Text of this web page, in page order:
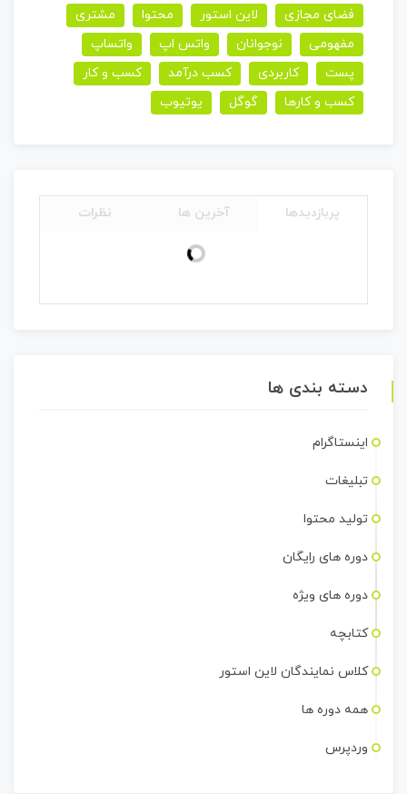
فضای مجازی لاین استور محتوا
مشتری
مفهومی
نوجوانان واتس اپ
واتساپ
پست
کاربردی کسب درآمد
کسب و کار
کسب و کارها
گوگل یوتیوب
پربازدیدها آخرین ها نظرات
دسته بندی ها
اینستاگرام
تبلیغات
تولید محتوا
دوره های رایگان
دوره های ویژه
کتابچه
کلاس نمایندگان لاین استور
همه دوره ها
وردپرس